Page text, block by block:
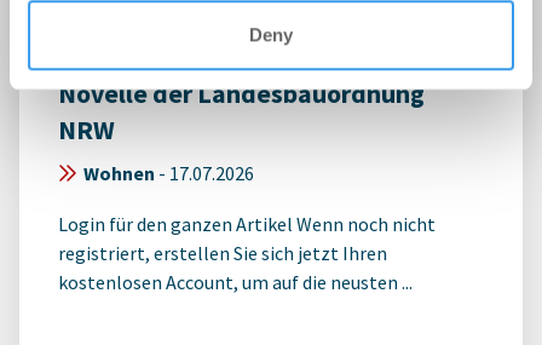
Deny
Sozial orientierte
Novelle der Landesbauordnung
NRW
Wohnen - 17.07.2026
Login für den ganzen Artikel Wenn noch nicht
registriert, erstellen Sie sich jetzt Ihren
kostenlosen Account, um auf die neusten ...